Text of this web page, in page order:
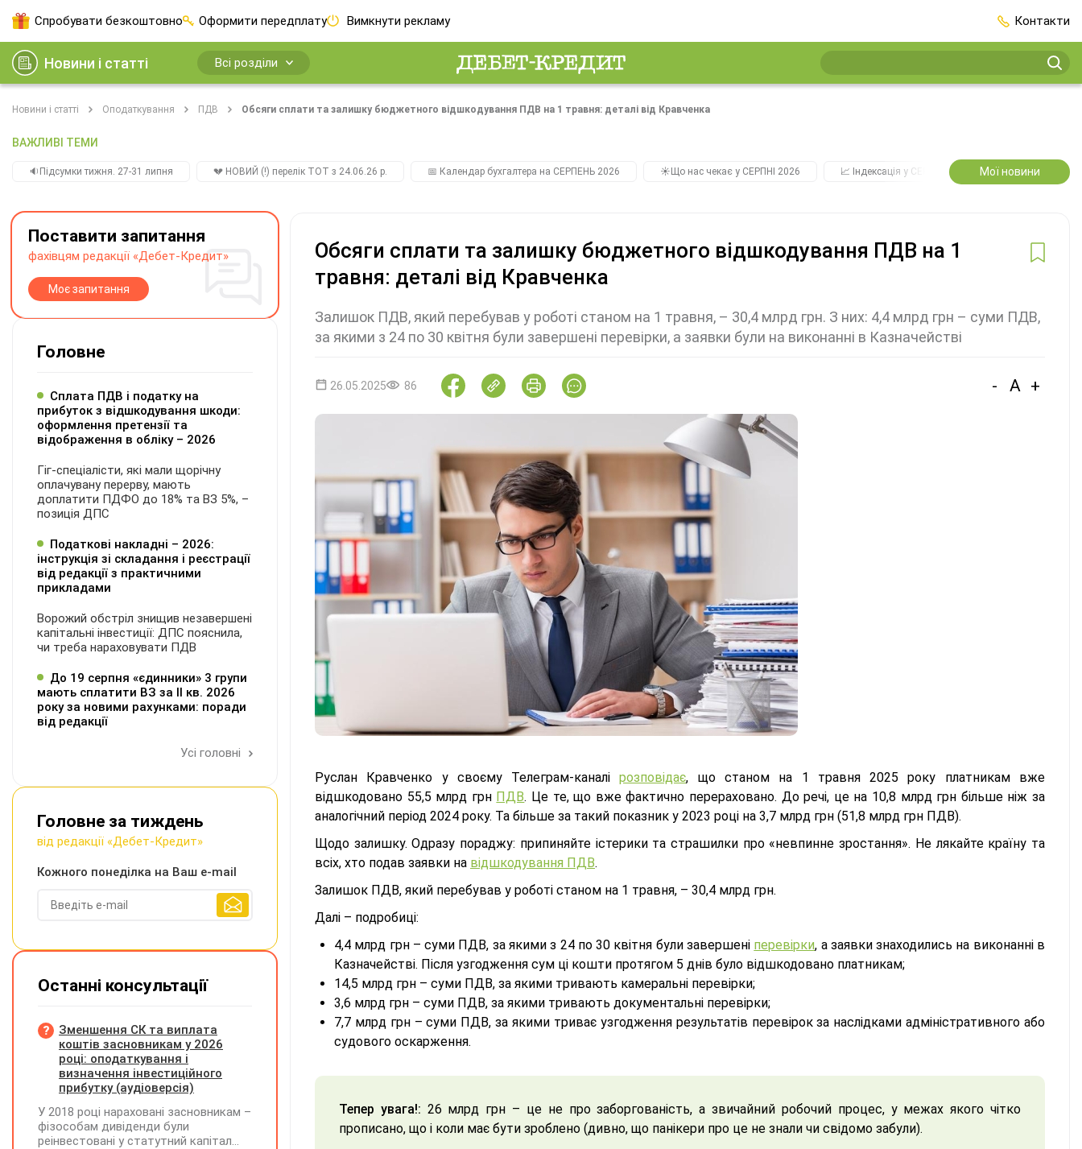
Спробувати безкоштовно Оформити передплату Вимкнути рекламу Контакти
Новини і статті Всі розділи
Новини і статті Оподаткування ПДВ Обсяги сплати та залишку бюджетного відшкодування ПДВ на 1 травня: деталі від Кравченка
ВАЖЛИВІ ТЕМИ
🔉Підсумки тижня. 27-31 липня 💔 НОВИЙ (!) перелік ТОТ з 24.06.26 р. 📅 Календар бухгалтера на СЕРПЕНЬ 2026 ☀️Що нас чекає у СЕРПНІ 2026 📈 Індексація у СЕРПНІ 2️⃣0️⃣2️⃣7️⃣ Усі
Мої новини
Обсяги сплати та залишку бюджетного відшкодування ПДВ на 1
травня: деталі від Кравченка
Залишок ПДВ, який перебував у роботі станом на 1 травня, – 30,4 млрд грн. З них: 4,4 млрд грн – суми ПДВ,
за якими з 24 по 30 квітня були завершені перевірки, а заявки були на виконанні в Казначействі
26.05.2025 86 - A +
Руслан Кравченко у своєму Телеграм-каналірозповідає, що станом на 1 травня 2025 року платникам вже
відшкодовано 55,5 млрд грн ПДВ. Це те, що вже фактично перераховано. До речі, це на 10,8 млрд грн більше ніж за
аналогічний період 2024 року. Та більше за такий показник у 2023 році на 3,7 млрд грн (51,8 млрд грн ПДВ).
Щодо залишку. Одразу пораджу: припиняйте істерики та страшилки про «невпинне зростання». Не лякайте країну та
всіх, хто подав заявки на відшкодування ПДВ.
Залишок ПДВ, який перебував у роботі станом на 1 травня, – 30,4 млрд грн.
Далі – подробиці:
4,4 млрд грн – суми ПДВ, за якими з 24 по 30 квітня були завершені перевірки, а заявки знаходились на виконанні в
Казначействі. Після узгодження сум ці кошти протягом 5 днів було відшкодовано платникам;
14,5 млрд грн – суми ПДВ, за якими тривають камеральні перевірки;
3,6 млрд грн – суми ПДВ, за якими тривають документальні перевірки;
7,7 млрд грн – суми ПДВ, за якими триває узгодження результатів перевірок за наслідками адміністративного або
судового оскарження.
Тепер увага!: 26 млрд грн – це не про заборгованість, а звичайний робочий процес, у межах якого чітко
прописано, що і коли має бути зроблено (дивно, що панікери про це не знали чи свідомо забули).
Поставити запитання
фахівцям редакції «Дебет-Кредит»
Моє запитання
Головне
Сплата ПДВ і податку на
прибуток з відшкодування шкоди:
оформлення претензії та
відображення в обліку – 2026
Гіг-спеціалісти, які мали щорічну
оплачувану перерву, мають
доплатити ПДФО до 18% та ВЗ 5%, –
позиція ДПС
Податкові накладні – 2026:
інструкція зі складання і реєстрації
від редакції з практичними
прикладами
Ворожий обстріл знищив незавершені
капітальні інвестиції: ДПС пояснила,
чи треба нараховувати ПДВ
До 19 серпня «єдинники» 3 групи
мають сплатити ВЗ за ІІ кв. 2026
року за новими рахунками: поради
від редакції
Усі головні
Головне за тиждень
від редакції «Дебет-Кредит»
Кожного понеділка на Ваш e-mail
Останні консультації
Зменшення СК та виплата
коштів засновникам у 2026
році: оподаткування і
визначення інвестиційного
прибутку (аудіоверсія)
У 2018 році нараховані засновникам –
фізособам дивіденди були
реінвестовані у статутний капітал